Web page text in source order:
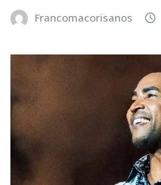
Francomacorisanos